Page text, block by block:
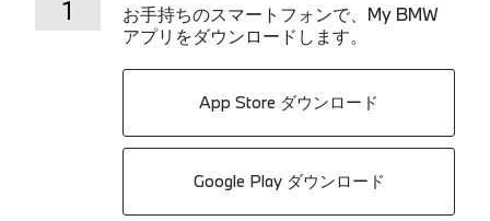
お手持ちのスマートフォンで、My BMW
アプリをダウンロードします。
App Store ダウンロード
Google Play ダウンロード